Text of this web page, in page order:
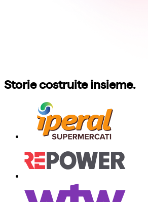
Storie costruite insieme.